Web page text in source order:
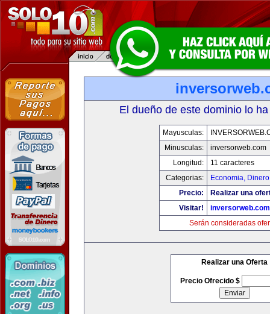
El dueño de este dominio lo
Mayusculas:
Minusculas:
inversorweb.com
Longitud:
11 caracteres
Categorias:
Economia,
Precio:
Realizar una
Visitar!
inversorweb.com
Serán consideradas
Realizar una Oferta
Precio Ofrecido $